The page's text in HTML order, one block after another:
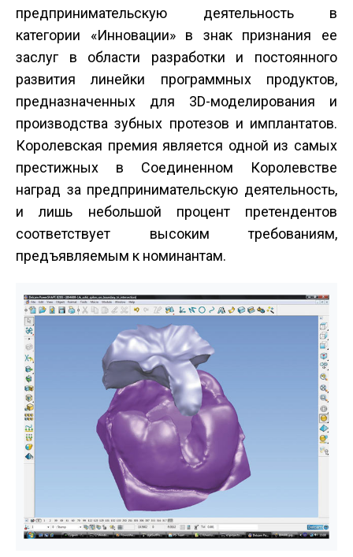
предпринимательскую деятельность в
категории «Инновации» в знак признания ее
заслуг в области разработки и постоянного
развития линейки программных продуктов,
предназначенных для 3D-моделирования и
производства зубных протезов и имплантатов.
Королевская премия является одной из самых
престижных в Соединенном Королевстве
наград за предпринимательскую деятельность,
и лишь небольшой процент претендентов
соответствует высоким требованиям,
предъявляемым к номинантам.